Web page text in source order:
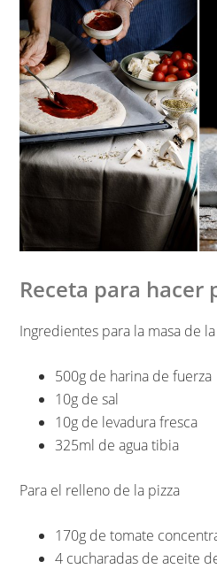
Receta para hacer
Ingredientes para la masa de
500g de harina de fuerza
10g de sal
10g de levadura fresca
325ml de agua tibia
Para el relleno de la pizza
170g de tomate
4 cucharadas de aceite